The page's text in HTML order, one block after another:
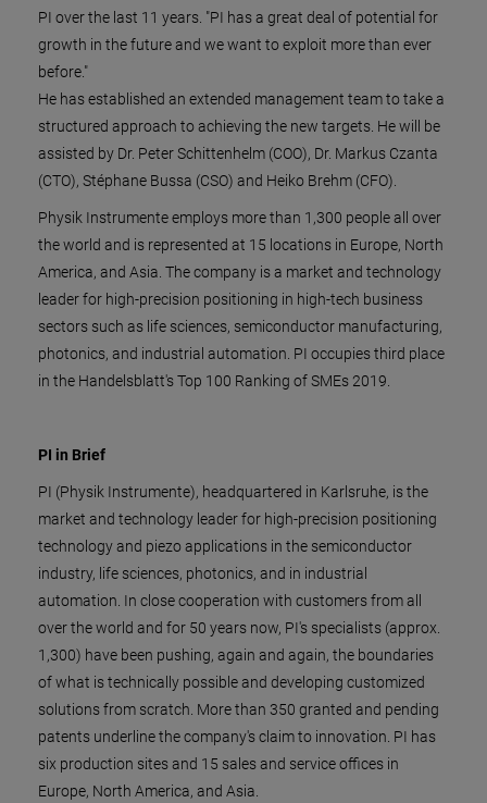
PI over the last 11 years. "PI has a great deal of potential for
growth in the future and we want to exploit more than ever
before."
He has established an extended management team to take a
structured approach to achieving the new targets. He will be
assisted by Dr. Peter Schittenhelm (COO), Dr. Markus Czanta
(CTO), Stéphane Bussa (CSO) and Heiko Brehm (CFO).
Physik Instrumente employs more than 1,300 people all over
the world and is represented at 15 locations in Europe, North
America, and Asia. The company is a market and technology
leader for high-precision positioning in high-tech business
sectors such as life sciences, semiconductor manufacturing,
photonics, and industrial automation. PI occupies third place
in the Handelsblatt's Top 100 Ranking of SMEs 2019.
PI in Brief
PI (Physik Instrumente), headquartered in Karlsruhe, is the
market and technology leader for high-precision positioning
technology and piezo applications in the semiconductor
industry, life sciences, photonics, and in industrial
automation. In close cooperation with customers from all
over the world and for 50 years now, PI's specialists (approx.
1,300) have been pushing, again and again, the boundaries
of what is technically possible and developing customized
solutions from scratch. More than 350 granted and pending
patents underline the company's claim to innovation. PI has
six production sites and 15 sales and service offices in
Europe, North America, and Asia.